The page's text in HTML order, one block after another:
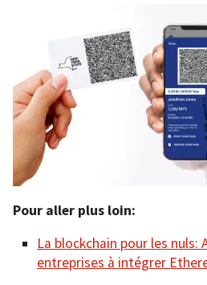
Pour aller plus loin:
La blockchain pour les nuls:
entreprises à intégrer